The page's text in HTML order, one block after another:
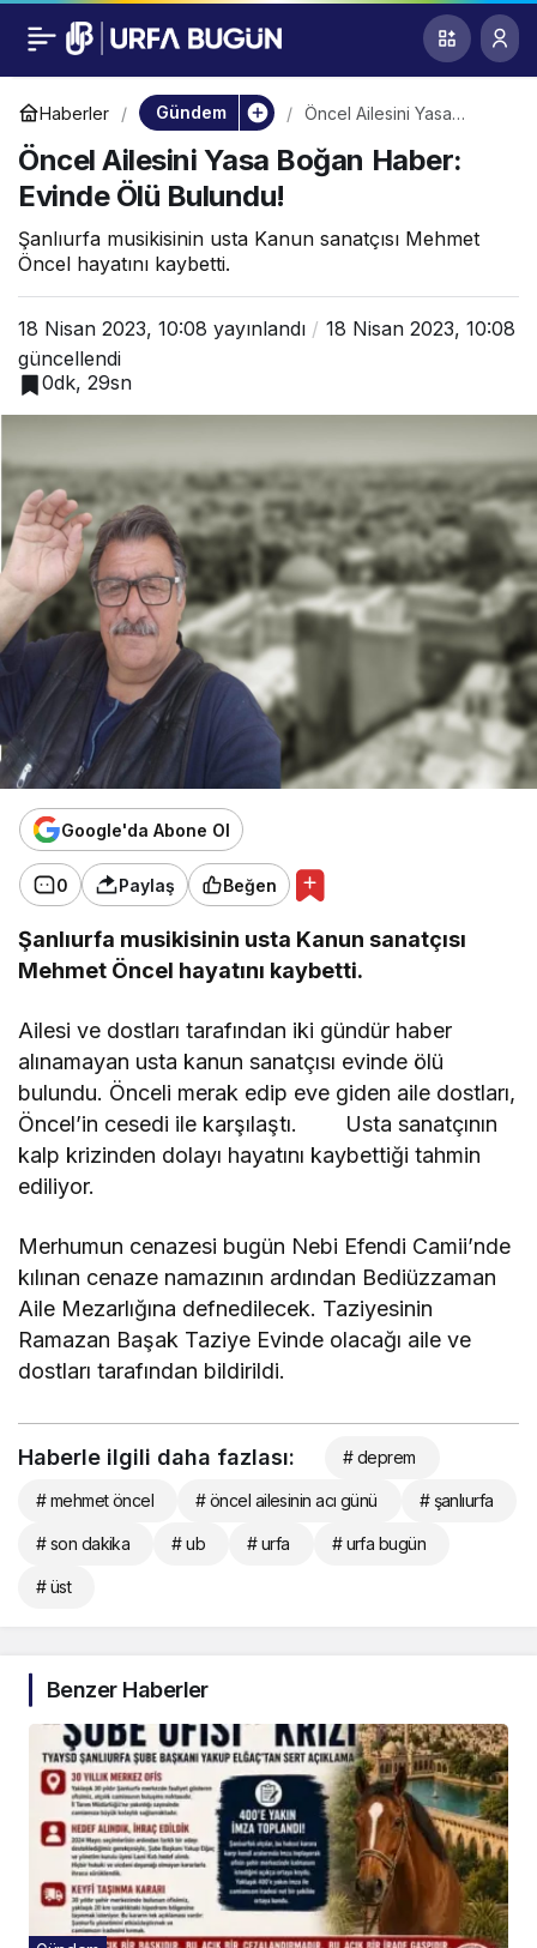
Haberler Gündem
Öncel Ailesini Yasa
Bulundu!
Öncel Ailesini Yasa Boğan Haber:
Evinde Ölü Bulundu!
Şanlıurfa musikisinin usta Kanun sanatçısı Mehmet
Öncel hayatını kaybetti.
18 Nisan 2023, 10:08 yayınlandı
18 Nisan 2023, 10:08
güncellendi
0dk, 29sn
Google'da Abone Ol
0 Paylaş Beğen
Şanlıurfa musikisinin usta Kanun sanatçısı
Mehmet Öncel hayatını kaybetti.
Ailesi ve dostları tarafından iki gündür haber
alınamayan usta kanun sanatçısı evinde ölü
bulundu. Önceli merak edip eve giden aile dostları,
Öncel’in cesedi ile karşılaştı. Usta sanatçının
kalp krizinden dolayı hayatını kaybettiği tahmin
ediliyor.
Merhumun cenazesi bugün Nebi Efendi Camii’nde
kılınan cenaze namazının ardından Bediüzzaman
Aile Mezarlığına defnedilecek. Taziyesinin
Ramazan Başak Taziye Evinde olacağı aile ve
dostları tarafından bildirildi.
Öncel Ailesini Yasa
Boğan Haber: Evinde
Ölü Bulundu!
0
Haberle ilgili daha fazlası: # deprem
# mehmet öncel # öncel ailesinin acı günü # şanlıurfa
# son dakika # ub # urfa # urfa bugün
# üst
Benzer Haberler